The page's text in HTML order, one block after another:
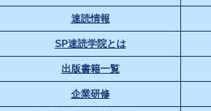
速読情報
SP速読学院とは
出版書籍一覧
企業研修